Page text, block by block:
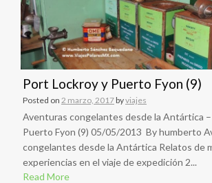
Port Lockroy y Puerto Fyon (9)
Posted on 2 marzo, 2017byviajes
Aventuras congelantes desde la Antártica
Puerto Fyon (9) 05/05/2013 By humberto
congelantes desde la Antártica Relatos de
experiencias en el viaje de expedición 2...
Read More